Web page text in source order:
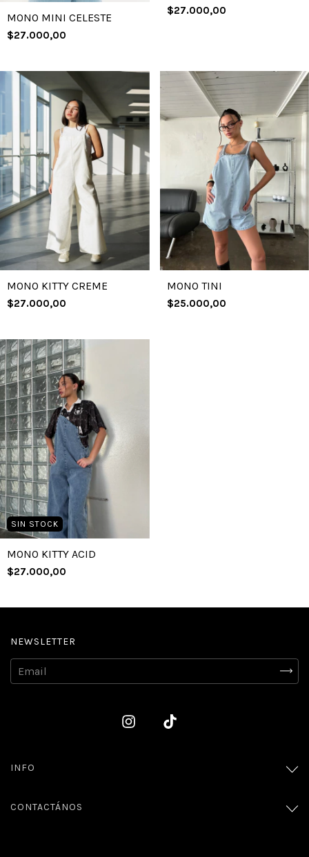
MONO MINI CELESTE
$27.000,00
$27.000,00
MONO KITTY CREME
$27.000,00
MONO TINI
$25.000,00
SIN STOCK
MONO KITTY ACID
$27.000,00
NEWSLETTER
INFO
CONTACTÁNOS